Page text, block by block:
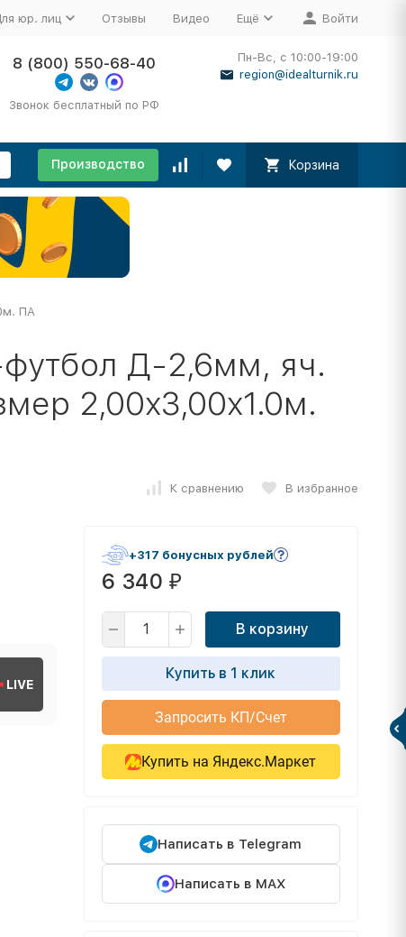
юр. лиц Отзывы Видео Ещё Войти
8 (800) 550-68-40
Звонок бесплатный по РФ
Пн-Вс, с 10:00-19:00
region@idealturnik.ru
Производство Корзина
ПА
Д-2,6мм, яч.
2,00x3,00x1.0м.
К сравнению В избранное
LIVE
+317 бонусных рублей
6 340 ₽
В корзину
Купить в 1 клик
Запросить КП/Счет
Купить на Яндекс.Маркет
Написать в Telegram
Написать в MAX